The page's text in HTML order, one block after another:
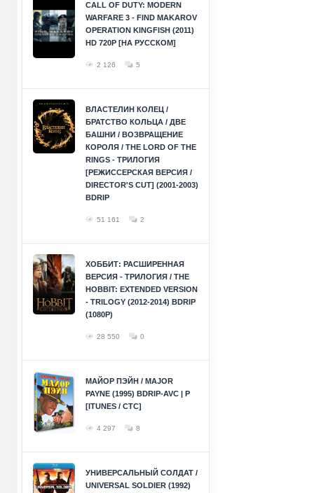
CALL OF DUTY: MODERN
WARFARE 3 - FIND MAKAROV
OPERATION KINGFISH (2011)
HD 720P [НА РУССКОМ]
2 126 5
ВЛАСТЕЛИН КОЛЕЦ /
БРАТСТВО КОЛЬЦА / ДВЕ
БАШНИ / ВОЗВРАЩЕНИЕ
КОРОЛЯ / THE LORD OF THE
RINGS - ТРИЛОГИЯ
[РЕЖИССЕРСКАЯ ВЕРСИЯ /
DIRECTOR'S CUT] (2001-2003)
BDRIP
51 161 2
ХОББИТ: РАСШИРЕННАЯ
ВЕРСИЯ - ТРИЛОГИЯ / THE
HOBBIT: EXTENDED VERSION
- TRILOGY (2012-2014) BDRIP
(1080P)
28 550 0
МАЙОР ПЭЙН / MAJOR
PAYNE (1995) BDRIP-AVC | P
[ITUNES / СТС]
4 297 8
УНИВЕРСАЛЬНЫЙ СОЛДАТ /
UNIVERSAL SOLDIER (1992)